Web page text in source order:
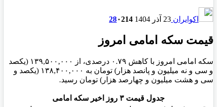
اکوایران 23 آذر 1404 28۰214
قیمت سکه امامی امروز
سکه امامی امروز با کاهش ۰.۷۹ درصدی، از ۱۳۹,۵۰۰,۰۰۰ (یکصد
و سی و نه میلیون و پانصد هزار) تومان به ۱۳۸,۴۰۰,۰۰۰ (یکصد و
سی و هشت میلیون و چهارصد هزار) تومان رسید.
جدول قیمت ۳ روز اخیر سکه امامی